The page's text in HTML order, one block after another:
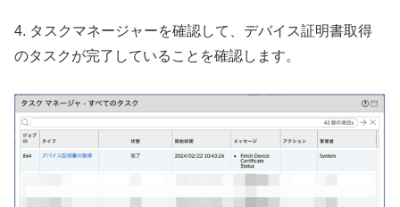
4. タスクマネージャーを確認して、デバイス証明書取得
のタスクが完了していることを確認します。